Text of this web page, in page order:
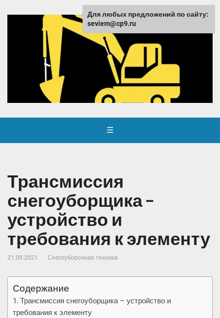
☰
Трансмиссия
снегоуборщика –
устройство и
требования к элементу
21.09.2021 Снегоуборочная техника
Содержание
Трансмиссия снегоуборщика – устройство и
требования к элементу
Для любых предложений по сайту:
seviem@cp9.ru